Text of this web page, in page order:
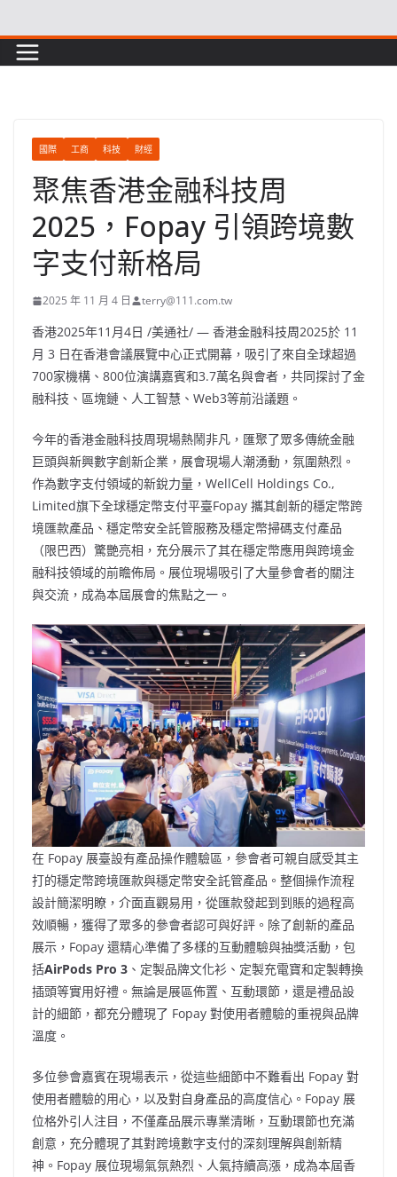
to
content
國際 工商 科技 財經
聚焦香港金融科技周
2025，Fopay 引領跨境數
字支付新格局
2025 年 11 月 4 日 terry@111.com.tw
香港2025年11月4日 /美通社/ — 香港金融科技周2025於 11
月 3 日在香港會議展覽中心正式開幕，吸引了來自全球超過
700家機構、800位演講嘉賓和3.7萬名與會者，共同探討了金
融科技、區塊鏈、人工智慧、Web3等前沿議題。
今年的香港金融科技周現場熱鬧非凡，匯聚了眾多傳統金融
巨頭與新興數字創新企業，展會現場人潮湧動，氛圍熱烈。
作為數字支付領域的新銳力量，WellCell Holdings Co.,
Limited旗下全球穩定幣支付平臺Fopay 攜其創新的穩定幣跨
境匯款產品、穩定幣安全託管服務及穩定幣掃碼支付產品
（限巴西）驚艷亮相，充分展示了其在穩定幣應用與跨境金
融科技領域的前瞻佈局。展位現場吸引了大量參會者的關注
與交流，成為本屆展會的焦點之一。
在 Fopay 展臺設有產品操作體驗區，參會者可親自感受其主
打的穩定幣跨境匯款與穩定幣安全託管產品。整個操作流程
設計簡潔明瞭，介面直觀易用，從匯款發起到到賬的過程高
效順暢，獲得了眾多的參會者認可與好評。除了創新的產品
展示，Fopay 還精心準備了多樣的互動體驗與抽獎活動，包
括AirPods Pro 3 、定製品牌文化衫、定製充電寶和定製轉換
插頭等實用好禮。無論是展區佈置、互動環節，還是禮品設
計的細節，都充分體現了 Fopay 對使用者體驗的重視與品牌
溫度。
多位參會嘉賓在現場表示，從這些細節中不難看出 Fopay 對
使用者體驗的用心，以及對自身產品的高度信心。Fopay 展
位格外引人注目，不僅產品展示專業清晰，互動環節也充滿
創意，充分體現了其對跨境數字支付的深刻理解與創新精
神。Fopay 展位現場氣氛熱烈、人氣持續高漲，成為本屆香